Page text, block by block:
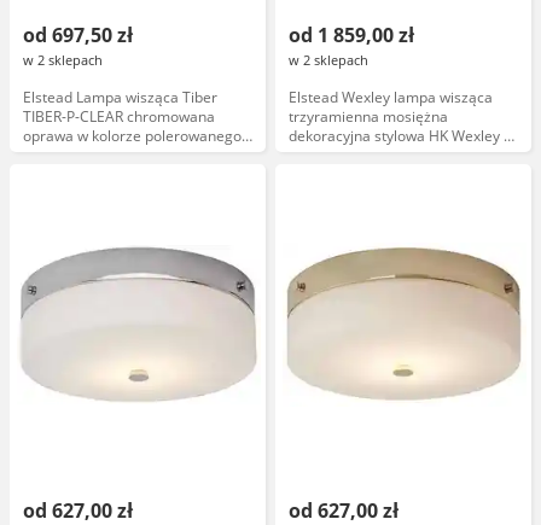
od 697,50 zł
w 2 sklepach
Elstead Lampa wisząca Tiber
TIBER-P-CLEAR chromowana
oprawa w kolorze polerowanego
niklu
od 1 859,00 zł
w 2 sklepach
Elstead Wexley lampa wisząca
trzyramienna mosiężna
dekoracyjna stylowa HK Wexley 3P
HB
od 627,00 zł od 627,00 zł